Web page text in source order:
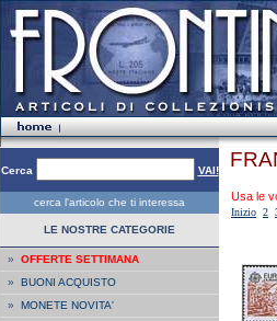
Cerca VAI!
cerca l'articolo che ti interessa
LE NOSTRE CATEGORIE
» OFFERTE SETTIMANA
» BUONI ACQUISTO
» MONETE NOVITA'
Usa le
Inizio 2